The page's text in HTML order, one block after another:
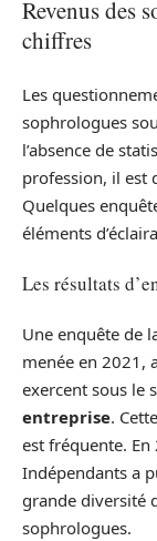
Revenus des
chiffres
Les
sophrologues
l’absence de
profession, il est
Quelques
éléments
Les résultats
Une enquête de
menée en 2021,
exercent sous le
entreprise.
est fréquente.
Indépendants a
grande diversité
sophrologues.